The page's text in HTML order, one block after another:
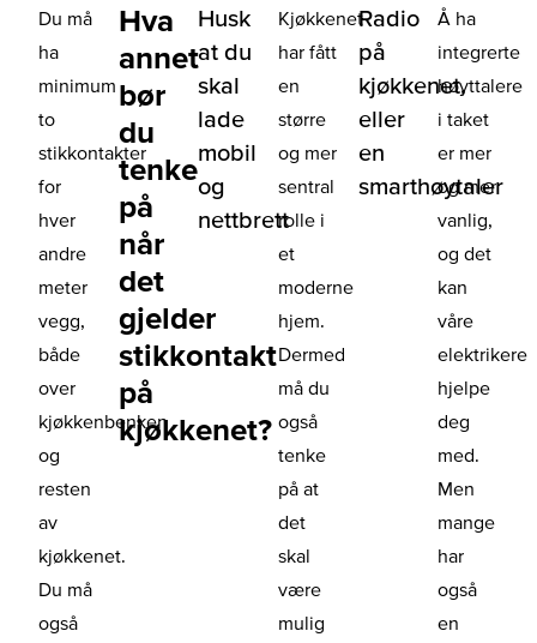
Du må
ha
minimum
to
stikkontakter
for
hver
andre
meter
vegg,
både
over
kjøkkenbenken
og
resten
av
kjøkkenet.
Du må
også
Hva
annet
bør
du
tenke
på
når
det
gjelder
stikkontakt
på
kjøkkenet?
Husk
at du
skal
lade
mobil
og
nettbrett
Kjøkkenet
har fått
en
større
og mer
sentral
rolle i
et
moderne
hjem.
Dermed
må du
også
tenke
på at
det
skal
være
mulig
Radio
på
kjøkkenet,
eller
en
smarthøytaler
Å ha
integrerte
høyttalere
i taket
er mer
og mer
vanlig,
og det
kan
våre
elektrikere
hjelpe
deg
med.
Men
mange
har
også
en